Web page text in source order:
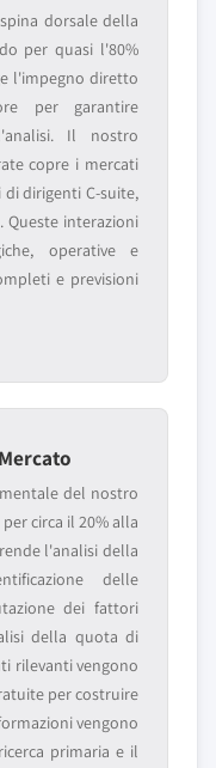
dorsale della
per quasi l'80%
l'impegno diretto
per garantire
Il nostro
copre i mercati
dirigenti C-suite,
interazioni
operative e
e previsioni
del nostro
circa il 20% alla
l'analisi della
delle
dei fattori
della quota di
rilevanti vengono
per costruire
vengono
primaria e il